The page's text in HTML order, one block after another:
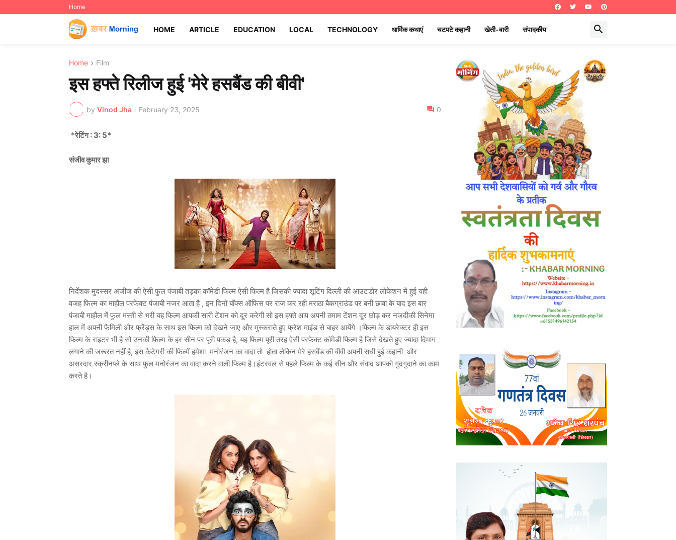
Home
HOME ARTICLE EDUCATION LOCAL TECHNOLOGY धार्मिक कथाएं चटपटे कहानी खेती-बारी संपादकीय
Home Film
इस हफ्ते रिलीज हुई 'मेरे हसबैंड की बीवी'
by Vinod Jha - February 23, 2025 0
*रेटिंग : 3: 5*
संजीव कुमार झा
निर्देशक मुदस्सर अजीज की ऐसी फुल पंजाबी तड़का कॉमेडी फिल्म ऐसी फिल्म है जिसकी ज्यादा शूटिंग दिल्ली की आउटडोर लोकेशन में हुई यही
वजह फिल्म का माहौल परफेक्ट पंजाबी नजर आता है , इन दिनों बॉक्स ऑफिस पर राज कर रही मराठा बैकग्राउंड पर बनी छावा के बाद इस बार
पंजाबी माहौल में फुल मस्ती से भरी यह फिल्म आपकी सारी टेंशन को दूर करेगी सो इस हफ्ते आप अपनी तमाम टेंशन दूर छोड़ कर नजदीकी सिनेमा
हाल में अपनी फैमिली और फ्रेंड्स के साथ इस फिल्म को देखने जाए और मुस्कराते हुए फ्रेश माइंड से बाहर आयेंगे ।फिल्म के डायरेक्टर ही इस
फिल्म के राइटर भी है सो उनकी फिल्म के हर सीन पर पूरी पकड़ है, यह फिल्म पूरी तरह ऐसी परफेक्ट कॉमेडी फिल्म है जिसे देखते हुए ज्यादा दिमाग
लगाने की जरूरत नहीं है, इस कैटेगरी की फिल्में हमेशा मनोरंजन का वादा तो होता लेकिन मेरे हसबैंड की बीवी अपनी सधी हुई कहानी और
असरदार स्क्रीनप्ले के साथ फुल मनोरंजन का वादा करने वाली फिल्म है।इंटरवल से पहले फिल्म के कई सीन और संवाद आपको गुदगुदाने का काम
करते है।